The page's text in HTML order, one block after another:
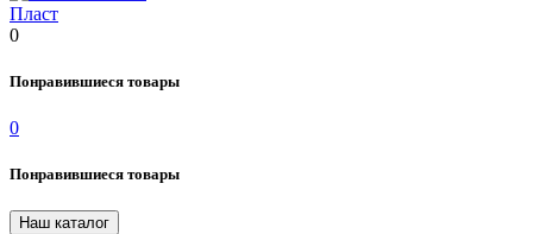
0
Понравившиеся товары
0
Понравившиеся товары
Наш каталог